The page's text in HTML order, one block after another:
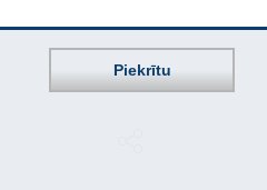
Piekrītu